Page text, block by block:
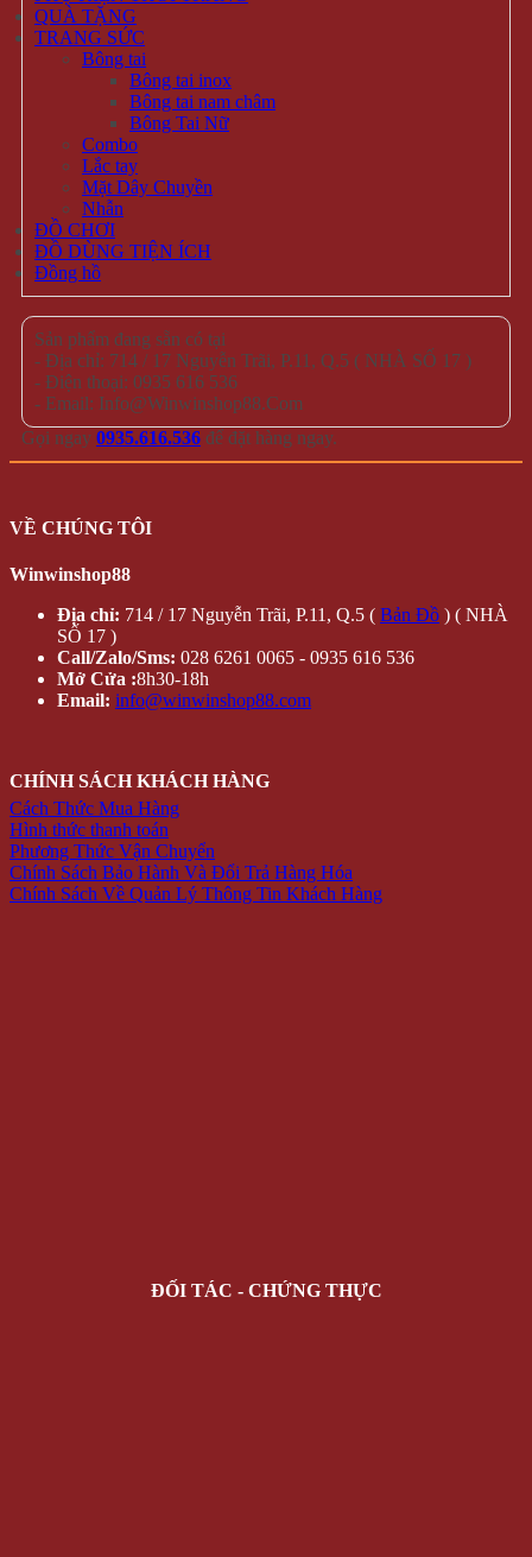
QUÀ TẶNG
TRANG SỨC
Bông tai
Bông tai inox
Bông tai nam châm
Bông Tai Nữ
Combo
Lắc tay
Mặt Dây Chuyền
Nhẫn
ĐỒ CHƠI
ĐỒ DÙNG TIỆN ÍCH
Đồng hồ
Sản phẩm đang sẵn có tại
- Địa chỉ: 714 / 17 Nguyễn Trãi, P.11, Q.5 ( NHÀ SỐ 17 )
- Điện thoại: 0935 616 536
- Email: Info@Winwinshop88.Com
Gọi ngay 0935.616.536 để đặt hàng ngay.
VỀ CHÚNG TÔI
Winwinshop88
Địa chỉ: 714 / 17 Nguyễn Trãi, P.11, Q.5 ( Bản Đồ ) ( NHÀ
SỐ 17 )
Call/Zalo/Sms: 028 6261 0065 - 0935 616 536
Mở Cửa :8h30-18h
Email: info@winwinshop88.com
CHÍNH SÁCH KHÁCH HÀNG
Cách Thức Mua Hàng
Hình thức thanh toán
Phương Thức Vận Chuyển
Chính Sách Bảo Hành Và Đổi Trả Hàng Hóa
Chính Sách Về Quản Lý Thông Tin Khách Hàng
ĐỐI TÁC - CHỨNG THỰC